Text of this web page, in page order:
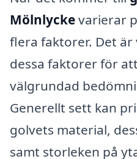
Mölnlyckevarierar
flera faktorer. Det
dessa faktorer för
välgrundad
Generellt sett kan
golvets material,
samt storleken på